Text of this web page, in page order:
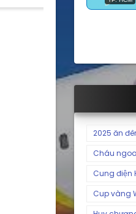
2025 ăn
Cháu
Cung điện
Cup vàng